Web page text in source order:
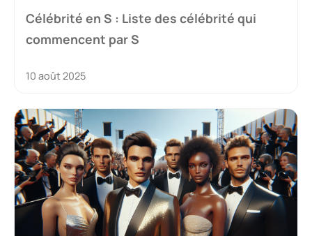
Célébrité en S : Liste des célébrité qui
commencent par S
10 août 2025